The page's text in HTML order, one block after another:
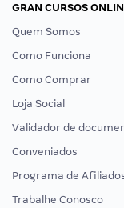
GRAN CURSOS
Quem Somos
Como Funciona
Como Comprar
Loja Social
Validador de
Conveniados
Programa de
Trabalhe Conosco